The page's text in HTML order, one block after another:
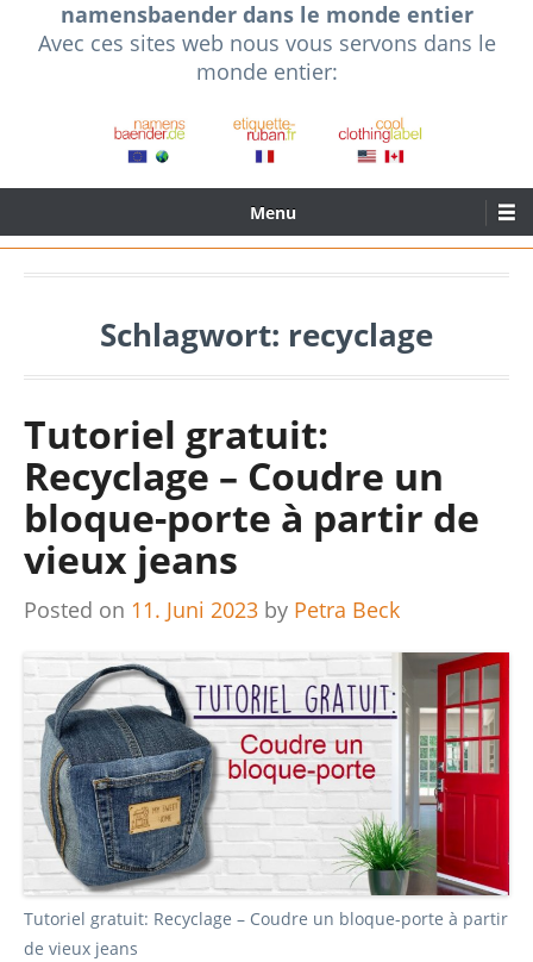
namensbaender dans le monde entier
Avec ces sites web nous vous servons dans le
monde entier:
Menu
Menu
Schlagwort: recyclage
Tutoriel gratuit:
Recyclage – Coudre un
bloque-porte à partir de
vieux jeans
Posted on 11. Juni 2023 by Petra Beck
Tutoriel gratuit: Recyclage – Coudre un bloque-porte à partir
de vieux jeans